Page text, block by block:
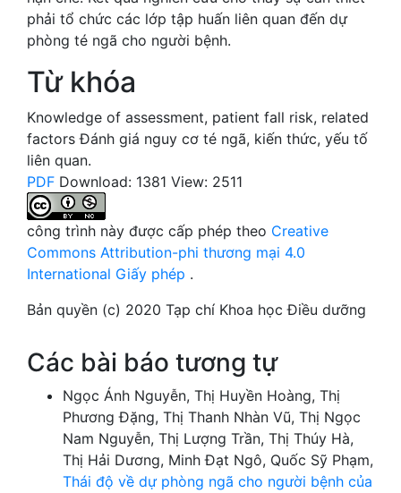
phải tổ chức các lớp tập huấn liên quan đến dự
phòng té ngã cho người bệnh.
Từ khóa
Knowledge of assessment, patient fall risk, related
factors Đánh giá nguy cơ té ngã, kiến thức, yếu tố
liên quan.
PDF Download: 1381 View: 2511
công trình này được cấp phép theo Creative
Commons Attribution-phi thương mại 4.0
International Giấy phép .
Bản quyền (c) 2020 Tạp chí Khoa học Điều dưỡng
Các bài báo tương tự
Ngọc Ánh Nguyễn, Thị Huyền Hoàng, Thị
Phương Đặng, Thị Thanh Nhàn Vũ, Thị Ngọc
Nam Nguyễn, Thị Lượng Trần, Thị Thúy Hà,
Thị Hải Dương, Minh Đạt Ngô, Quốc Sỹ Phạm,
Thái độ về dự phòng ngã cho người bệnh của